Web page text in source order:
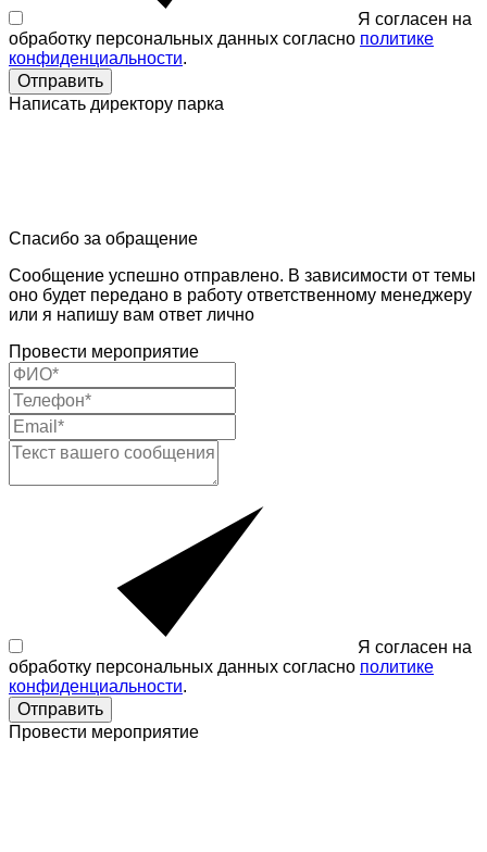
Я согласен на
обработку персональных данных согласно политике
конфиденциальности.
Отправить
Написать директору парка
Спасибо за обращение
Сообщение успешно отправлено. В зависимости от темы
оно будет передано в работу ответственному менеджеру
или я напишу вам ответ лично
Провести мероприятие
Я согласен на
обработку персональных данных согласно политике
конфиденциальности.
Отправить
Провести мероприятие